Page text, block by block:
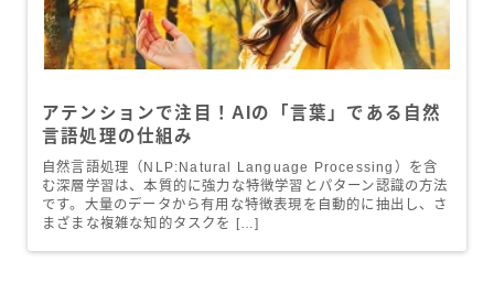
アテンションで注目！AIの「言葉」である自然
言語処理の仕組み
自然言語処理（NLP:Natural Language Processing）を含
む深層学習は、本質的に強力な特徴学習とパターン認識の方法
です。大量のデータから有用な特徴表現を自動的に抽出し、さ
まざまな複雑な知的タスクを […]